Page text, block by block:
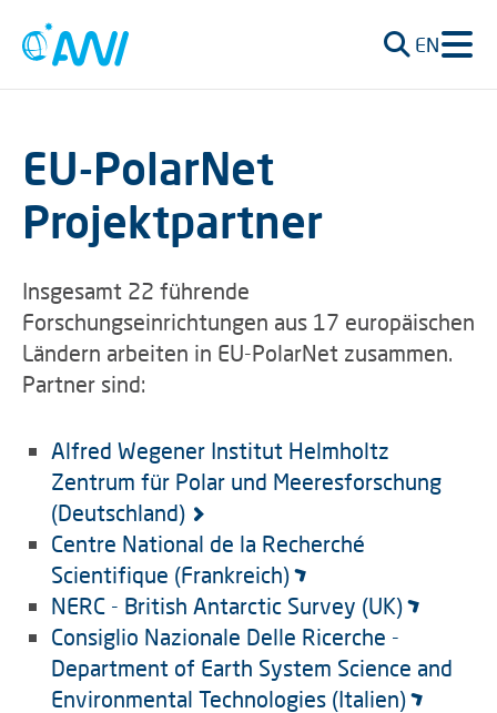
EN
EU-PolarNet
Projektpartner
Insgesamt 22 führende
Forschungseinrichtungen aus 17 europäischen
Ländern arbeiten in EU-PolarNet zusammen.
Partner sind:
Alfred Wegener Institut Helmholtz
Zentrum für Polar und Meeresforschung
(Deutschland)
Centre National de la Recherché
Scientifique (Frankreich)
NERC - British Antarctic Survey (UK)
Consiglio Nazionale Delle Ricerche -
Department of Earth System Science and
Environmental Technologies (Italien)